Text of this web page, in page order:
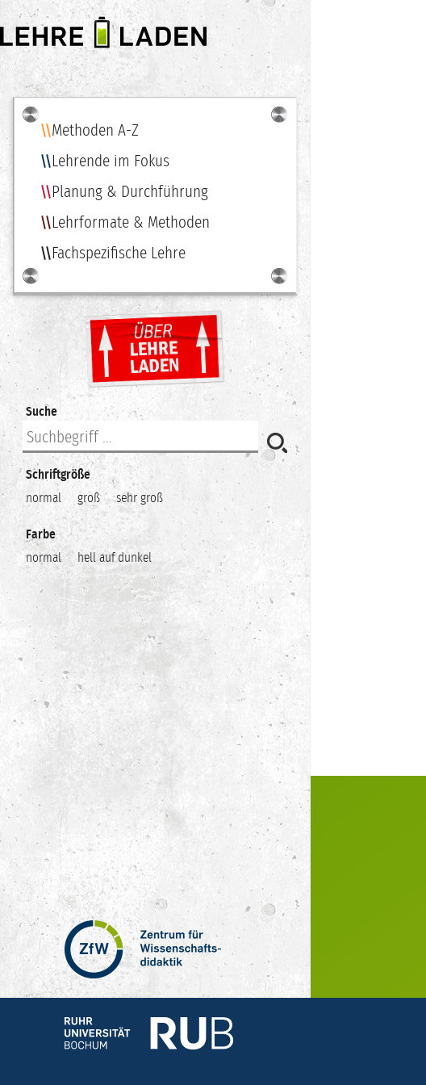
LEHRE
LADEN
Navigation
Methoden A-Z
Lehrende im Fokus
Planung & Durchführung
Lehrformate & Methoden
Fachspezifische Lehre
Suche
Schriftgröße
normal
groß sehr groß
Farbe
normal
hell auf dunkel
Zentrum
für
Wissenschaftsdidaktik
–
Ruhr-
Universität